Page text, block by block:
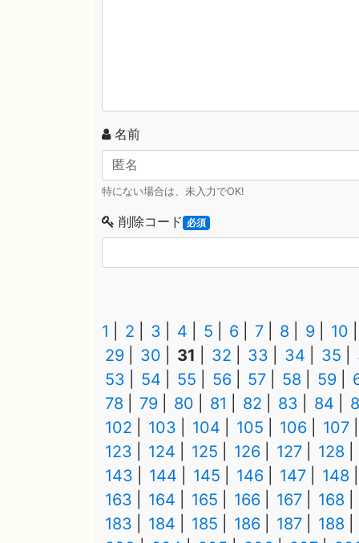
名前
特にない場合は、未入力でOK!
削除コード 必須
1 2 3 4 5 6 7 8 9
10
29
30 31 32 33 34 35
53
54 55 56 57 58 59
78
79 80 81 82 83 84
102
103 104 105 106
107
123
124 125 126 127
128
143
144 145 146 147
148
163
164 165 166 167
168
183
184 185 186 187
188